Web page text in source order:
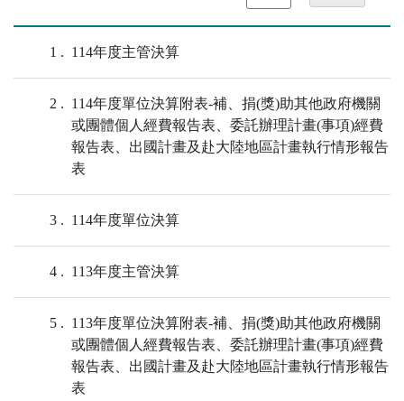
1 114年度主管決算
2
114年度單位決算附表-補、捐(獎)助其他政府機關
或團體個人經費報告表、委託辦理計畫(事項)經費
報告表、出國計畫及赴大陸地區計畫執行情形報告
表
3 114年度單位決算
4 113年度主管決算
5
113年度單位決算附表-補、捐(獎)助其他政府機關
或團體個人經費報告表、委託辦理計畫(事項)經費
報告表、出國計畫及赴大陸地區計畫執行情形報告
表